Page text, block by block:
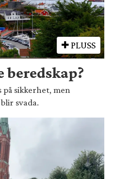
PLUSS
beredskap?
sikkerhet, men
svada.